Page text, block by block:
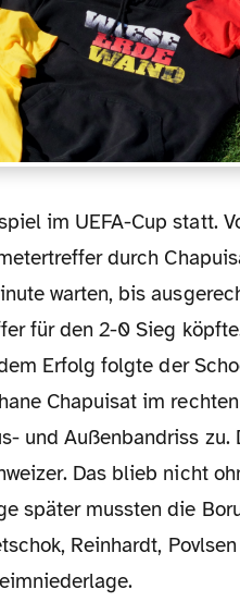
durch
warten, bis
für den 2-0 Sieg
Erfolg folgte der
Chapuisat im
und Außenbandriss
Das blieb nicht
später mussten die
Reinhardt,